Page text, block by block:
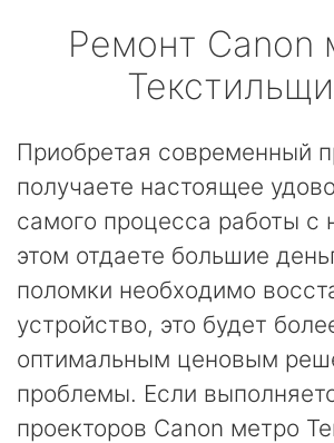
Ремонт Canon
Приобретая современный
получаете настоящее
самого процесса работы с
этом отдаете большие
поломки необходимо
устройство, это будет
оптимальным ценовым
проблемы. Если
проекторов Canon метро